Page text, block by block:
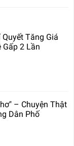
Tăng Giá
Gấp 2 Lần
– Chuyện Thật
Dân Phố